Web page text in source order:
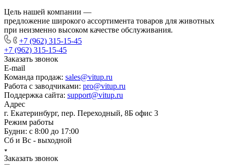
Цель нашей компании —
предложение широкого ассортимента товаров для животных
при неизменно высоком качестве обслуживания.
+7 (962) 315-15-45
+7 (962) 315-15-45
Заказать звонок
E-mail
Команда продаж: sales@vitup.ru
Работа с заводчиками: pro@vitup.ru
Поддержка сайта: support@vitup.ru
Адрес
г. Екатеринбург, пер. Переходный, 8Б офис 3
Режим работы
Будни: с 8:00 до 17:00
Сб и Вс - выходной
Заказать звонок